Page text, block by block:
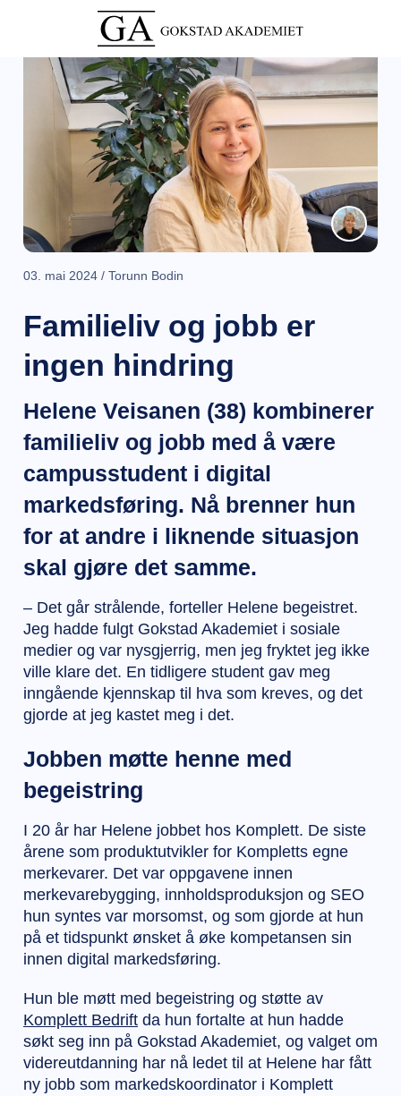
03. mai 2024 / Torunn Bodin
Familieliv og jobb er
ingen hindring
Helene Veisanen (38) kombinerer
familieliv og jobb med å være
campusstudent i digital
markedsføring. Nå brenner hun
for at andre i liknende situasjon
skal gjøre det samme.
– Det går strålende, forteller Helene begeistret.
Jeg hadde fulgt Gokstad Akademiet i sosiale
medier og var nysgjerrig, men jeg fryktet jeg ikke
ville klare det. En tidligere student gav meg
inngående kjennskap til hva som kreves, og det
gjorde at jeg kastet meg i det.
Jobben møtte henne med
begeistring
I 20 år har Helene jobbet hos Komplett. De siste
årene som produktutvikler for Kompletts egne
merkevarer. Det var oppgavene innen
merkevarebygging, innholdsproduksjon og SEO
hun syntes var morsomst, og som gjorde at hun
på et tidspunkt ønsket å øke kompetansen sin
innen digital markedsføring.
Hun ble møtt med begeistring og støtte av
Komplett Bedrift da hun fortalte at hun hadde
søkt seg inn på Gokstad Akademiet, og valget om
videreutdanning har nå ledet til at Helene har fått
ny jobb som markedskoordinator i Komplett